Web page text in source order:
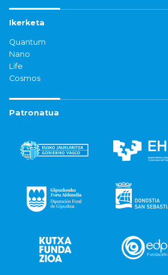
Ikerketa
Quantum
Nano
Life
Cosmos
Patronatua